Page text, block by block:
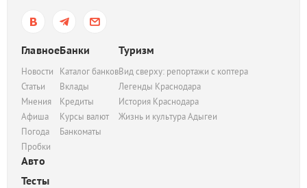
Главное
Новости
Статьи
Мнения
Афиша
Погода
Пробки
Банки
Каталог банков
Вклады
Кредиты
Курсы валют
Банкоматы
Туризм
Вид сверху: репортажи с коптера
Легенды Краснодара
История Краснодара
Жизнь и культура Адыгеи
Авто
Тесты